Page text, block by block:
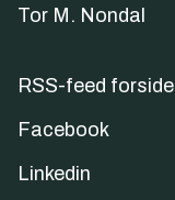
Tor M. Nondal
RSS-feed forside
Facebook
Linkedin